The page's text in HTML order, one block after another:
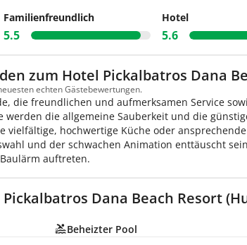
Familienfreundlich
5.5
Hotel
5.6
zum Hotel Pickalbatros Dana
echten Gästebewertungen.
die freundlichen und aufmerksamen Service
werden die allgemeine Sauberkeit und die
vielfältige, hochwertige Küche oder
und der schwachen Animation enttäuscht
auftreten.
Dana Beach Resort
Beheizter Pool